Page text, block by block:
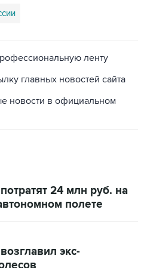
главных новостей сайта
новости в официальном
полете